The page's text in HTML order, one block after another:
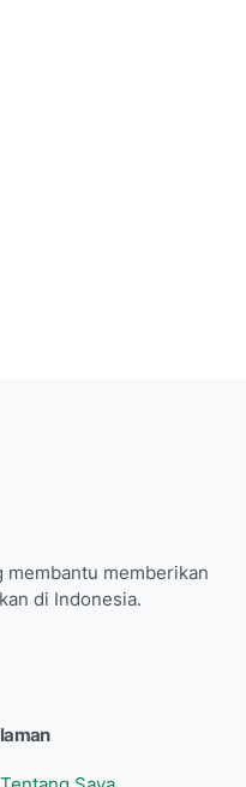
membantu memberikan
di Indonesia.